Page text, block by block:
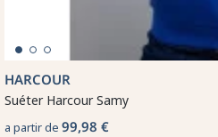
HARCOUR
Suéter Harcour Samy
a partir de 99,98 €